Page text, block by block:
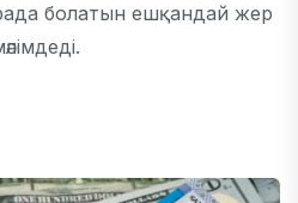
болатын ешқандай жер